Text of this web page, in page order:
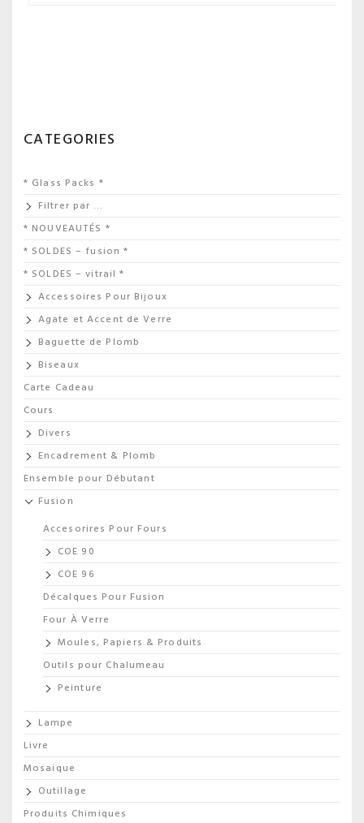
CATEGORIES
* Glass Packs *
Filtrer par …
* NOUVEAUTÉS *
* SOLDES – fusion *
* SOLDES – vitrail *
Accessoires Pour Bijoux
Agate et Accent de Verre
Baguette de Plomb
Biseaux
Carte Cadeau
Cours
Divers
Encadrement & Plomb
Ensemble pour Débutant
Fusion
Accesorires Pour Fours
COE 90
COE 96
Décalques Pour Fusion
Four À Verre
Moules, Papiers & Produits
Outils pour Chalumeau
Peinture
Lampe
Livre
Mosaique
Outillage
Produits Chimiques